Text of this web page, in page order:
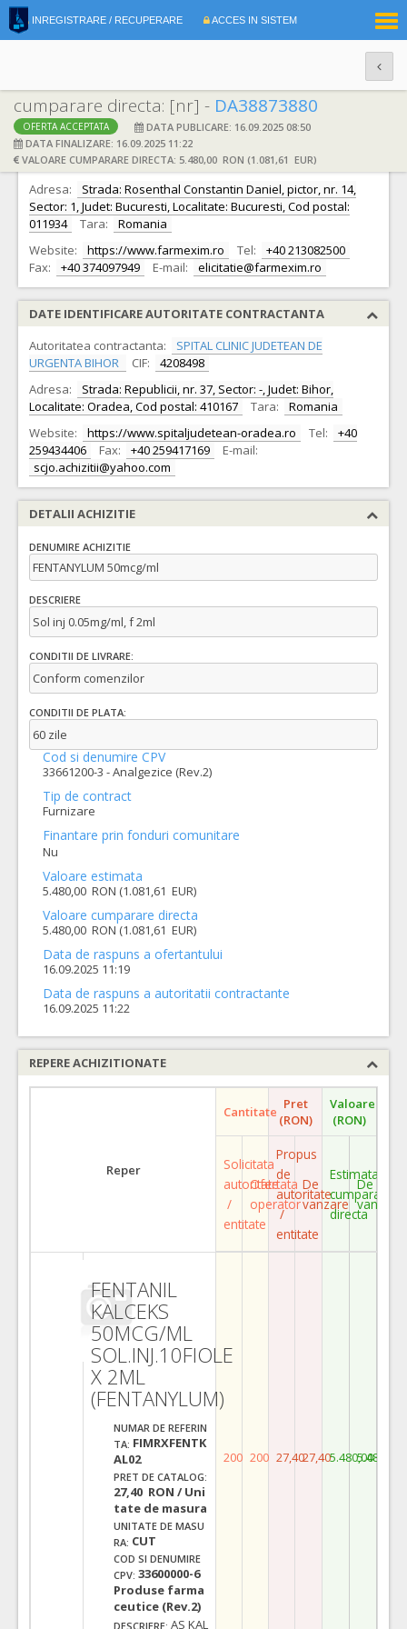
INREGISTRARE / RECUPERARE ACCES IN SISTEM
cumparare directa: [nr] - DA38873880
OFERTA ACCEPTATA
DATA PUBLICARE: 16.09.2025 08:50
DATA FINALIZARE: 16.09.2025 11:22
VALOARE CUMPARARE DIRECTA: 5.480,00 RON (1.081,61 EUR)
DATE IDENTIFICARE OFERTANT
Ofertant: S.C. FARMEXIM S.A. S.A. CIF:
335278
Adresa:
Strada: Rosenthal Constantin Daniel, pictor, nr. 14,
Sector: 1, Judet: Bucuresti, Localitate: Bucuresti, Cod postal:
011934
Tara:
Romania
Website:
https://www.farmexim.ro Tel:
+40 213082500
Fax:
+40 374097949 E-mail: elicitatie@farmexim.ro
DATE IDENTIFICARE AUTORITATE CONTRACTANTA
Autoritatea contractanta:
SPITAL CLINIC JUDETEAN DE
URGENTA BIHOR
CIF:
4208498
Adresa:
Strada: Republicii, nr. 37, Sector: -, Judet: Bihor,
Localitate: Oradea, Cod postal: 410167
Tara:
Romania
Website:
https://www.spitaljudetean-oradea.ro Tel:
+40
259434406
Fax: +40 259417169
E-mail:
scjo.achizitii@yahoo.com
DETALII ACHIZITIE
DENUMIRE ACHIZITIE
FENTANYLUM 50mcg/ml
DESCRIERE
Sol inj 0.05mg/ml, f 2ml
CONDITII DE LIVRARE:
Conform comenzilor
CONDITII DE PLATA:
60 zile
Cod si denumire CPV
33661200-3 - Analgezice (Rev.2)
Tip de contract
Furnizare
Finantare prin fonduri comunitare
Nu
Valoare estimata
5.480,00 RON (1.081,61 EUR)
Valoare cumparare directa
5.480,00 RON (1.081,61 EUR)
Data de raspuns a ofertantului
16.09.2025 11:19
Data de raspuns a autoritatii contractante
16.09.2025 11:22
REPERE ACHIZITIONATE
Reper
Cantitate Pret
(RON)
Valoare
(RON)
Solicitata
autoritate
/
entitate
Ofertata
operator
Propus
de
autoritate
/
entitate
De
vanzare
Estimata
cumparare
directa
De
vanzare
FENTANIL
KALCEKS
50MCG/ML
SOL.INJ.10FIOLE
X 2ML
(FENTANYLUM)
NUMAR DE REFERIN
TA: FIMRXFENTK
AL02
PRET DE CATALOG:
27,40 RON / Uni
tate de masura
UNITATE DE MASU
RA: CUT
COD SI DENUMIRE
CPV: 33600000-6
Produse farma
ceutice (Rev.2)
DESCRIERE: AS KAL
200 200 27,4027,405.480,005.480,00